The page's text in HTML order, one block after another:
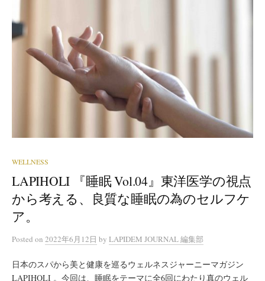
WELLNESS
LAPIHOLI 『睡眠 Vol.04』東洋医学の視点
から考える、良質な睡眠の為のセルフケ
ア。
Posted on 2022年6月12日 by LAPIDEM JOURNAL 編集部
日本のスパから美と健康を巡るウェルネスジャーニーマガジン
LAPIHOLI 。今回は、睡眠をテーマに全6回にわたり真のウェル